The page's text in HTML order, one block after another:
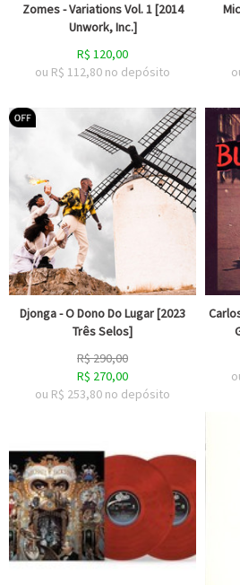
Zomes - Variations Vol. 1 [2014
Unwork, Inc.]
R$ 120,00
ou R$ 112,80 no depósito
Djonga - O Dono Do Lugar [2023
Três Selos]
R$290,00
R$ 270,00
ou R$ 253,80 no depósito